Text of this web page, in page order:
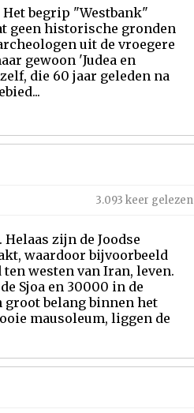
Het begrip "Westbank"
geen historische gronden
uit de vroegere
gewoon 'Judea en
die 60 jaar geleden na
3.093 keer gelezen
zijn de Joodse
waardoor bijvoorbeeld
westen van Iran, leven.
Sjoa en 30000 in de
groot belang binnen het
mausoleum, liggen de